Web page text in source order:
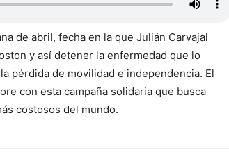
de abril, fecha en la que Julián Carvajal
y así detener la enfermedad que lo
pérdida de movilidad e independencia. El
con esta campaña solidaria que busca
costosos del mundo.